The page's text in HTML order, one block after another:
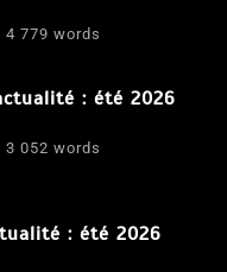
4 779 words
: été 2026
3 052 words
: été 2026